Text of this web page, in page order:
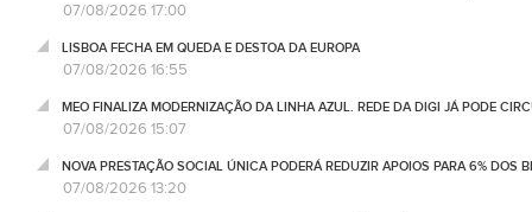
07/08/2026 17:00
LISBOA FECHA EM QUEDA E DESTOA DA EUROPA
07/08/2026 16:55
MEO FINALIZA MODERNIZAÇÃO DA LINHA AZUL. REDE DA DIGI JÁ PODE
07/08/2026 15:07
NOVA PRESTAÇÃO SOCIAL ÚNICA PODERÁ REDUZIR APOIOS PARA 6% DOS
07/08/2026 13:20